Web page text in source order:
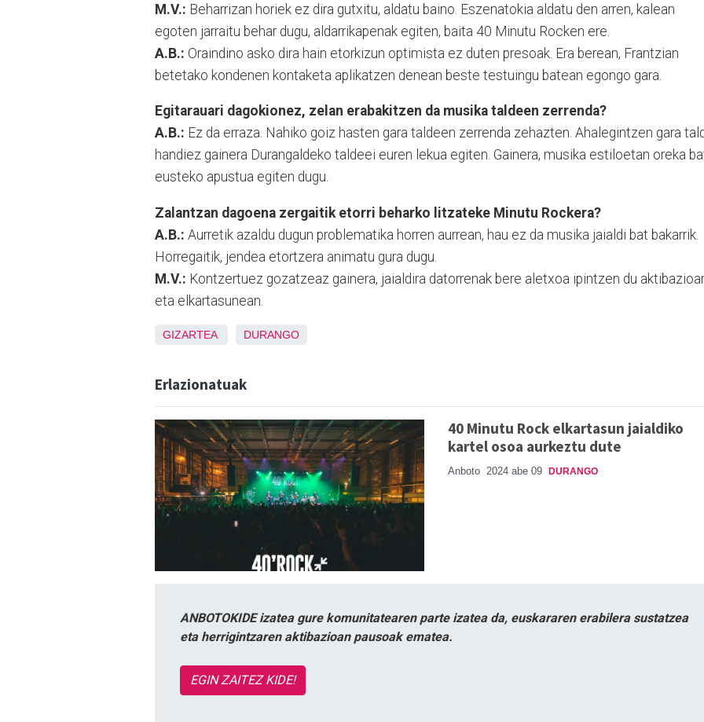
M.V.: Beharrizan horiek ez dira gutxitu, aldatu baino. Eszenatokia aldatu den arren, kalean
egoten jarraitu behar dugu, aldarrikapenak egiten, baita 40 Minutu Rocken ere.
A.B.: Oraindino asko dira hain etorkizun optimista ez duten presoak. Era berean, Frantzian
betetako kondenen kontaketa aplikatzen denean beste testuingu batean egongo gara.
Egitarauari dagokionez, zelan erabakitzen da musika taldeen zerrenda?
A.B.: Ez da erraza. Nahiko goiz hasten gara taldeen zerrenda zehazten. Ahalegintzen gara
handiez gainera Durangaldeko taldeei euren lekua egiten. Gainera, musika estiloetan oreka
eusteko apustua egiten dugu.
Zalantzan dagoena zergaitik etorri beharko litzateke Minutu Rockera?
A.B.: Aurretik azaldu dugun problematika horren aurrean, hau ez da musika jaialdi bat bakarrik.
Horregaitik, jendea etortzera animatu gura dugu.
M.V.: Kontzertuez gozatzeaz gainera, jaialdira datorrenak bere aletxoa ipintzen du
eta elkartasunean.
GIZARTEA DURANGO
Erlazionatuak
40 Minutu Rock elkartasun jaialdiko
kartel osoa aurkeztu dute
Anboto 2024 abe 09 DURANGO
ANBOTOKIDE izatea gure komunitatearen parte izatea da, euskararen erabilera sustatzea
eta herrigintzaren aktibazioan pausoak ematea.
EGIN ZAITEZ KIDE!